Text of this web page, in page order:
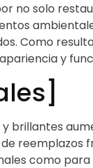
no solo
Como
y
y brillantes
reemplazos
como